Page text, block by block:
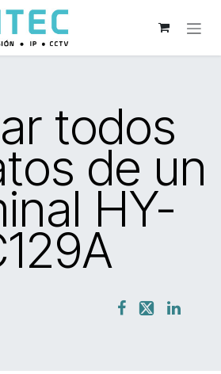
todos
de un
HY-